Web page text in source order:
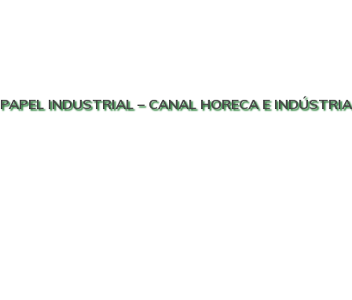
PAPEL INDUSTRIAL – CANAL HORECA E INDÚSTRIA